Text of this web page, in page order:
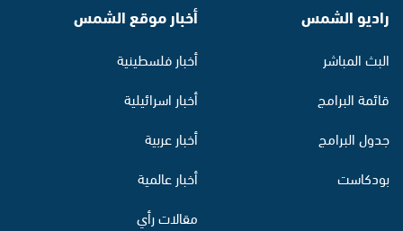
راديو الشمس
البث المباشر
قائمة البرامج
جدول البرامج
بودكاست
أخبار موقع الشمس
أخبار فلسطينية
أخبار اسرائيلية
أخبار عربية
أخبار عالمية
مقالات رأي